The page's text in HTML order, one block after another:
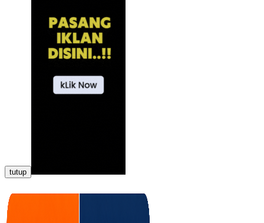
tutup